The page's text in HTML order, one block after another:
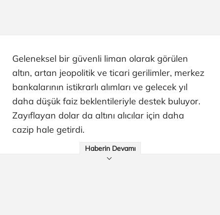
Geleneksel bir güvenli liman olarak görülen
altın, artan jeopolitik ve ticari gerilimler, merkez
bankalarının istikrarlı alımları ve gelecek yıl
daha düşük faiz beklentileriyle destek buluyor.
Zayıflayan dolar da altını alıcılar için daha
cazip hale getirdi.
Haberin Devamı